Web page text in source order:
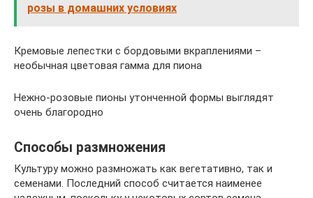
розы в домашних условиях
Кремовые лепестки с бордовыми вкраплениями –
необычная цветовая гамма для пиона
Нежно-розовые пионы утонченной формы выглядят
очень благородно
Способы размножения
Культуру можно размножать как вегетативно, так и
семенами. Последний способ считается наименее